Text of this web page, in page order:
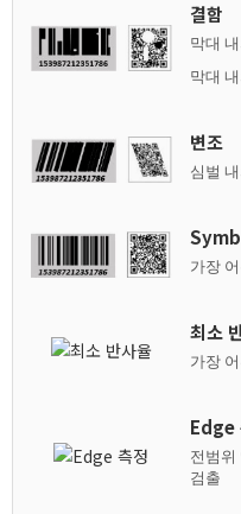
결함
막대
막대
변조
심벌
가장
최소
가장
Edge
전범위
검출